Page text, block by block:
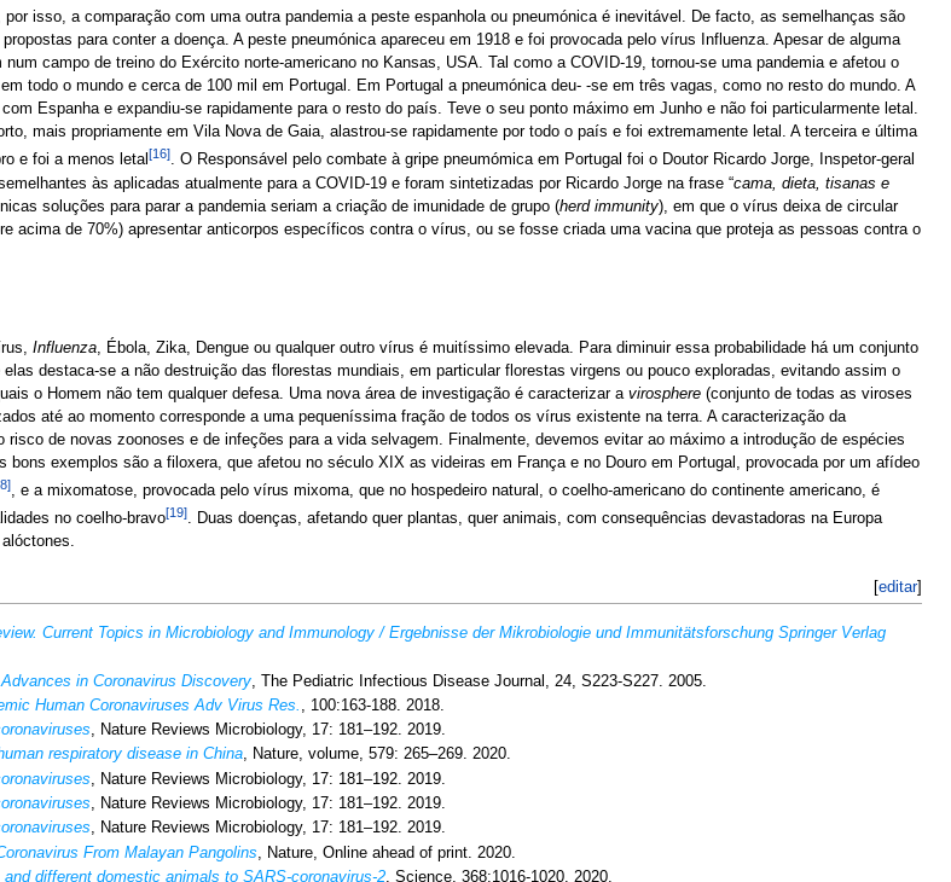
isso, a comparação com uma outra pandemia a peste espanhola ou pneumónica é inevitável. De facto, as semelhanças são
para conter a doença. A peste pneumónica apareceu em 1918 e foi provocada pelo vírus Influenza. Apesar de alguma
campo de treino do Exército norte-americano no Kansas, USA. Tal como a COVID-19, tornou-se uma pandemia e afetou o
todo o mundo e cerca de 100 mil em Portugal. Em Portugal a pneumónica deu- -se em três vagas, como no resto do mundo. A
Espanha e expandiu-se rapidamente para o resto do país. Teve o seu ponto máximo em Junho e não foi particularmente letal.
mais propriamente em Vila Nova de Gaia, alastrou-se rapidamente por todo o país e foi extremamente letal. A terceira e última
e foi a menos letal [16]. O Responsável pelo combate à gripe pneumómica em Portugal foi o Doutor Ricardo Jorge, Inspetor-geral
às aplicadas atualmente para a COVID-19 e foram sintetizadas por Ricardo Jorge na frase “cama, dieta, tisanas e
soluções para parar a pandemia seriam a criação de imunidade de grupo (herd immunity), em que o vírus deixa de circular
acima de 70%) apresentar anticorpos específicos contra o vírus, ou se fosse criada uma vacina que proteja as pessoas contra o
Influenza , Ébola, Zika, Dengue ou qualquer outro vírus é muitíssimo elevada. Para diminuir essa probabilidade há um conjunto
destaca-se a não destruição das florestas mundiais, em particular florestas virgens ou pouco exploradas, evitando assim o
o Homem não tem qualquer defesa. Uma nova área de investigação é caracterizar a virosphere (conjunto de todas as viroses
até ao momento corresponde a uma pequeníssima fração de todos os vírus existente na terra. A caracterização da
risco de novas zoonoses e de infeções para a vida selvagem. Finalmente, devemos evitar ao máximo a introdução de espécies
exemplos são a filoxera, que afetou no século XIX as videiras em França e no Douro em Portugal, provocada por um afídeo
, e a mixomatose, provocada pelo vírus mixoma, que no hospedeiro natural, o coelho-americano do continente americano, é
no coelho-bravo[19]. Duas doenças, afetando quer plantas, quer animais, com consequências devastadoras na Europa
[editar]
Current Topics in Microbiology and Immunology / Ergebnisse der Mikrobiologie und Immunitätsforschung Springer Verlag
in Coronavirus Discovery, The Pediatric Infectious Disease Journal, 24, S223-S227. 2005.
Human Coronaviruses Adv Virus Res.
, 100:163-188. 2018.
, Nature Reviews Microbiology, 17: 181–192. 2019.
respiratory disease in China, Nature, volume, 579: 265–269. 2020.
, Nature Reviews Microbiology, 17: 181–192. 2019.
, Nature Reviews Microbiology, 17: 181–192. 2019.
, Nature Reviews Microbiology, 17: 181–192. 2019.
From Malayan Pangolins , Nature, Online ahead of print. 2020.
different domestic animals to SARS-coronavirus-2, Science, 368:1016-1020. 2020.